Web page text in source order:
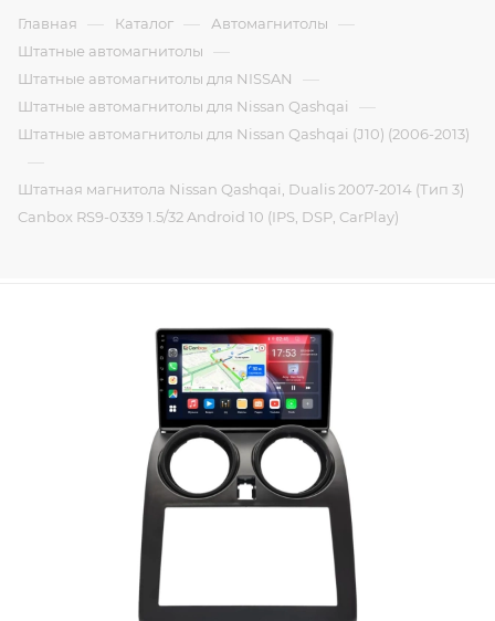
Главная — Каталог — Автомагнитолы —
Штатные автомагнитолы —
Штатные автомагнитолы для NISSAN —
Штатные автомагнитолы для Nissan Qashqai —
Штатные автомагнитолы для Nissan Qashqai (J10) (2006-2013)
—
Штатная магнитола Nissan Qashqai, Dualis 2007-2014 (Тип 3)
Canbox RS9-0339 1.5/32 Android 10 (IPS, DSP, CarPlay)